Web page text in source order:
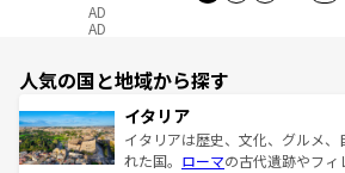
AD
AD
人気の国と地域から探す
イタリア
イタリアは歴史、文化、グルメ
れた国。 ローマの古代遺跡やフィ